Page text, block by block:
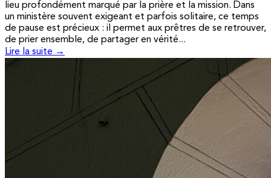
lieu profondément marqué par la prière et la mission. Dans
un ministère souvent exigeant et parfois solitaire, ce temps
de pause est précieux : il permet aux prêtres de se retrouver,
de prier ensemble, de partager en vérité...
Lire la suite →